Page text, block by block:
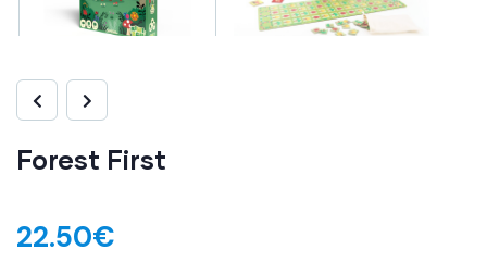
Forest First
22.50€